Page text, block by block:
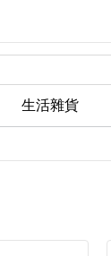
生活雜貨